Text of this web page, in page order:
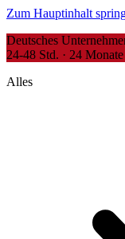
Zum Hauptinhalt
Deutsches
24-48 Std. · 24
Alles